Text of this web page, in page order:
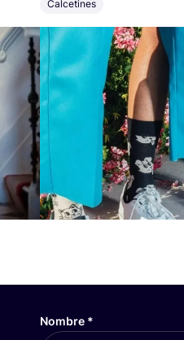
Calcetines
Nombre *